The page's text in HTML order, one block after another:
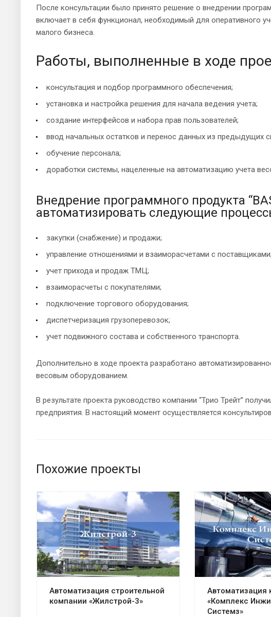
После консультации было принято решение о внедрении
включает в себя функционал, необходимый для оперативного
малого бизнеса.
Работы, выполненные в ходе
консультация и подбор программного обеспечения;
установка и настройка решения для начала ведения учета;
создание интерфейсов и набора прав пользователей;
ввод начальных остатков и перенос данных из предыдущих
обучение персонала;
доработки системы, нацеленные на автоматизацию учета
Внедрение программного продукта
автоматизировать следующие
закупки (снабжение) и продажи;
управление отношениями и взаиморасчетами с поставщиками;
учет прихода и продаж ТМЦ;
взаиморасчеты с покупателями;
подключение торгового оборудования;
диспетчеризация грузоперевозок;
учет подвижного состава и собственного транспорта.
Дополнительно в ходе проекта разработано
весовым оборудованием.
В результате проекта руководство компании “Трио Трейт”
предприятия. В настоящий момент осуществляется
Похожие проекты
Автоматизация строительной
компании «Жилстрой-3»
Автоматизация
«Комплекс
Системз»